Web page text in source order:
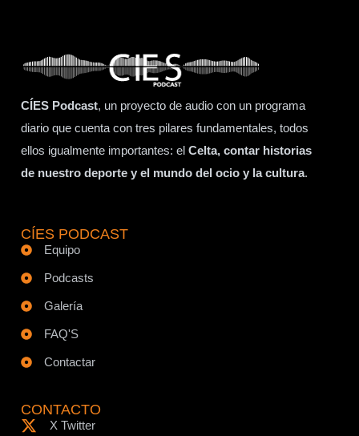
CÍES Podcast, un proyecto de audio con un programa
diario que cuenta con tres pilares fundamentales, todos
ellos igualmente importantes: el Celta, contar historias
de nuestro deporte y el mundo del ocio y la cultura.
CÍES PODCAST
Equipo
Podcasts
Galería
FAQ'S
Contactar
CONTACTO
X Twitter